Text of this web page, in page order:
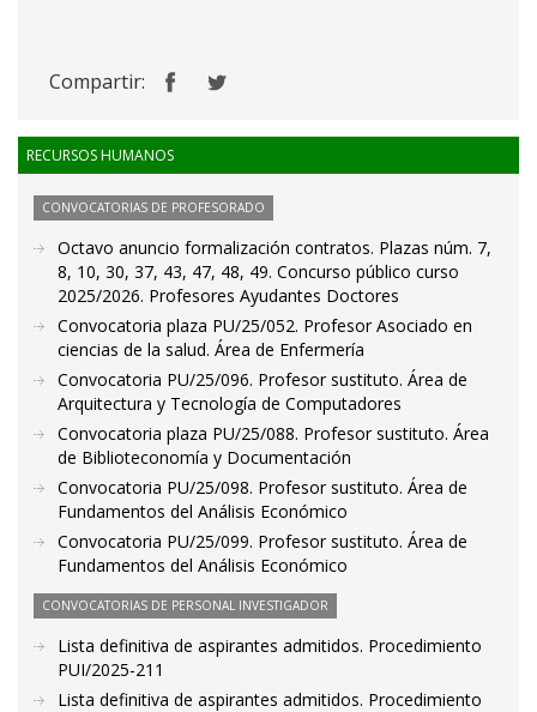
Compartir:
RECURSOS HUMANOS
CONVOCATORIAS DE PROFESORADO
Octavo anuncio formalización contratos. Plazas núm. 7,
8, 10, 30, 37, 43, 47, 48, 49. Concurso público curso
2025/2026. Profesores Ayudantes Doctores
Convocatoria plaza PU/25/052. Profesor Asociado en
ciencias de la salud. Área de Enfermería
Convocatoria PU/25/096. Profesor sustituto. Área de
Arquitectura y Tecnología de Computadores
Convocatoria plaza PU/25/088. Profesor sustituto. Área
de Biblioteconomía y Documentación
Convocatoria PU/25/098. Profesor sustituto. Área de
Fundamentos del Análisis Económico
Convocatoria PU/25/099. Profesor sustituto. Área de
Fundamentos del Análisis Económico
CONVOCATORIAS DE PERSONAL INVESTIGADOR
Lista definitiva de aspirantes admitidos. Procedimiento
PUI/2025-211
Lista definitiva de aspirantes admitidos. Procedimiento